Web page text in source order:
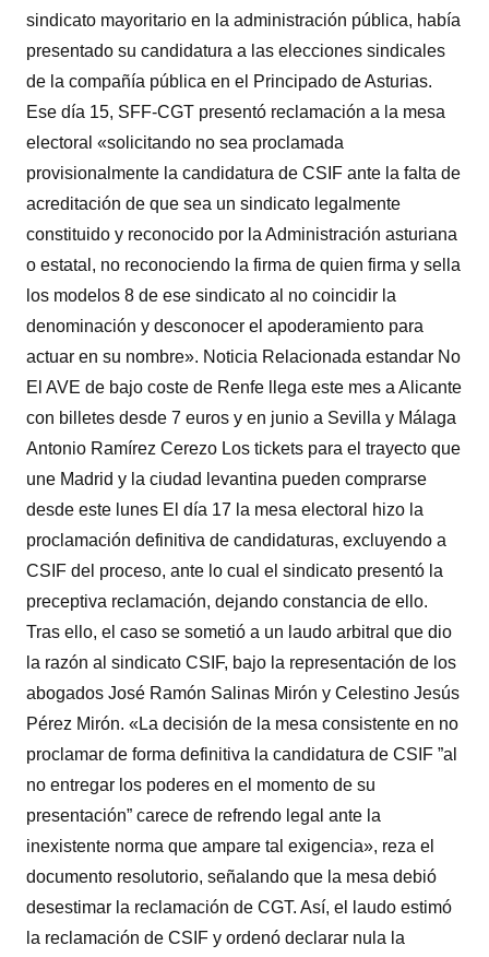
sindicato mayoritario en la administración pública, había
presentado su candidatura a las elecciones sindicales
de la compañía pública en el Principado de Asturias.
Ese día 15, SFF-CGT presentó reclamación a la mesa
electoral «solicitando no sea proclamada
provisionalmente la candidatura de CSIF ante la falta de
acreditación de que sea un sindicato legalmente
constituido y reconocido por la Administración asturiana
o estatal, no reconociendo la firma de quien firma y sella
los modelos 8 de ese sindicato al no coincidir la
denominación y desconocer el apoderamiento para
actuar en su nombre». Noticia Relacionada estandar No
El AVE de bajo coste de Renfe llega este mes a Alicante
con billetes desde 7 euros y en junio a Sevilla y Málaga
Antonio Ramírez Cerezo Los tickets para el trayecto que
une Madrid y la ciudad levantina pueden comprarse
desde este lunes El día 17 la mesa electoral hizo la
proclamación definitiva de candidaturas, excluyendo a
CSIF del proceso, ante lo cual el sindicato presentó la
preceptiva reclamación, dejando constancia de ello.
Tras ello, el caso se sometió a un laudo arbitral que dio
la razón al sindicato CSIF, bajo la representación de los
abogados José Ramón Salinas Mirón y Celestino Jesús
Pérez Mirón. «La decisión de la mesa consistente en no
proclamar de forma definitiva la candidatura de CSIF ”al
no entregar los poderes en el momento de su
presentación” carece de refrendo legal ante la
inexistente norma que ampare tal exigencia», reza el
documento resolutorio, señalando que la mesa debió
desestimar la reclamación de CGT. Así, el laudo estimó
la reclamación de CSIF y ordenó declarar nula la